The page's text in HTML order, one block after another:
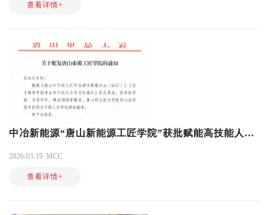
查看详情+
中冶新能源“唐山新能源工匠学院”获批赋能高技能人才培育
2026-03-19 MCC
查看详情+